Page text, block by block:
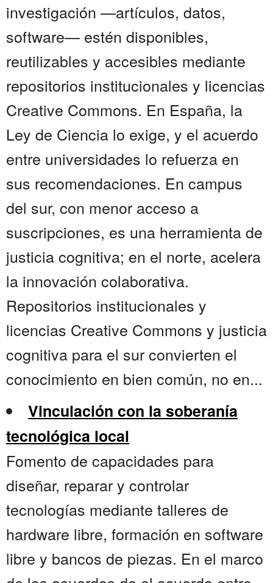
investigación —artículos, datos,
software— estén disponibles,
reutilizables y accesibles mediante
repositorios institucionales y licencias
Creative Commons. En España, la
Ley de Ciencia lo exige, y el acuerdo
entre universidades lo refuerza en
sus recomendaciones. En campus
del sur, con menor acceso a
suscripciones, es una herramienta de
justicia cognitiva; en el norte, acelera
la innovación colaborativa.
Repositorios institucionales y
licencias Creative Commons y justicia
cognitiva para el sur convierten el
conocimiento en bien común, no en...
Vinculación con la soberanía
tecnológica local
Fomento de capacidades para
diseñar, reparar y controlar
tecnologías mediante talleres de
hardware libre, formación en software
libre y bancos de piezas. En el marco